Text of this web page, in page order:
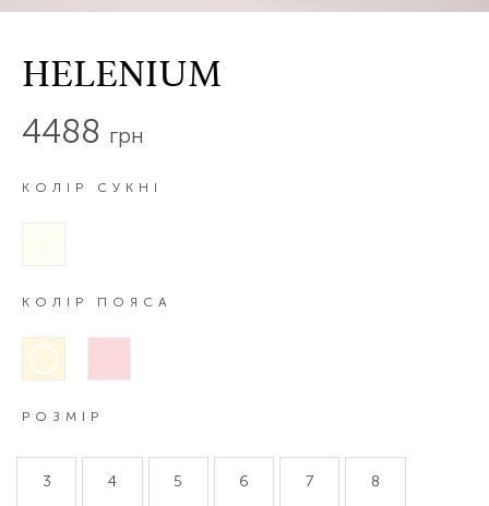
HELENIUM
4488 грн
КОЛІР СУКНІ
КОЛІР ПОЯСА
РОЗМІР
3 4 5 6 7 8